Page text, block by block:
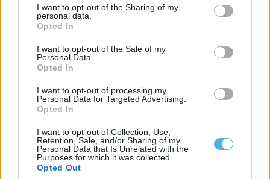
I want to opt-out of the Sharing of my
personal data.
Opted In
I want to opt-out of the Sale of my
Personal Data.
Opted In
I want to opt-out of processing my
Personal Data for Targeted Advertising.
Opted In
I want to opt-out of Collection, Use,
Retention, Sale, and/or Sharing of my
Personal Data that Is Unrelated with the
Purposes for which it was collected.
Opted Out
ASAE encerra dois restaurantes e zona de refeições de centro
comercial em Évora
A Autoridade de Segurança Alimentar e Económica (ASAE)
determinou a suspensão da atividade de...
8 Agosto, 2026 - 00:31